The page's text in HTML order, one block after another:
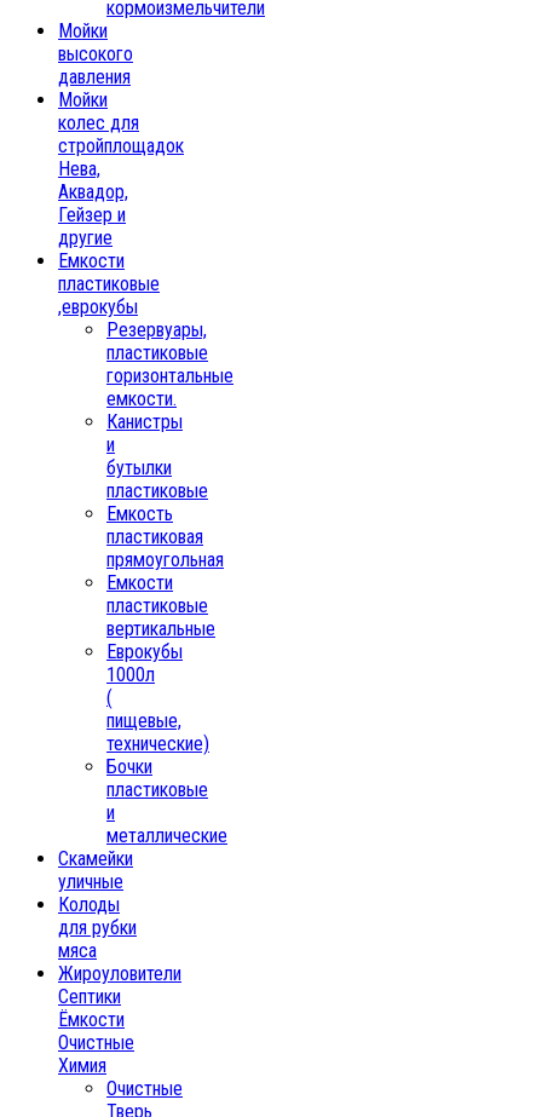
кормоизмельчители
Мойки
высокого
давления
Мойки
колес для
стройплощадок
Нева,
Аквадор,
Гейзер и
другие
Емкости
пластиковые
,еврокубы
Резервуары,
пластиковые
горизонтальные
емкости.
Канистры
и
бутылки
пластиковые
Емкость
пластиковая
прямоугольная
Емкости
пластиковые
вертикальные
Еврокубы
1000л
(
пищевые,
технические)
Бочки
пластиковые
и
металлические
Скамейки
уличные
Колоды
для рубки
мяса
Жироуловители
Септики
Ёмкости
Очистные
Химия
Очистные
Тверь